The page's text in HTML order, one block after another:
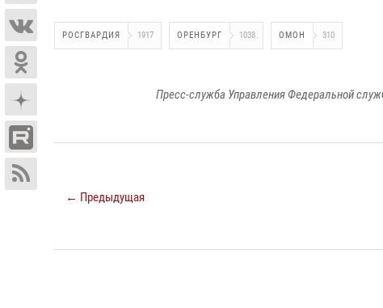
РОСГВАРДИЯ 1917 ОРЕНБУРГ 1038 ОМОН 310
Пресс-служба Управления Федеральной
← Предыдущая